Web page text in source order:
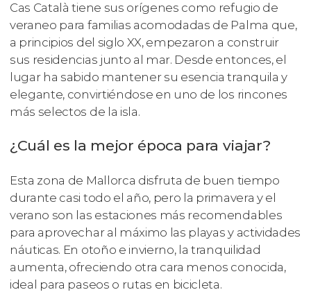
Cas Català tiene sus orígenes como refugio de
veraneo para familias acomodadas de Palma que,
a principios del siglo XX, empezaron a construir
sus residencias junto al mar. Desde entonces, el
lugar ha sabido mantener su esencia tranquila y
elegante, convirtiéndose en uno de los rincones
más selectos de la isla.
¿Cuál es la mejor época para viajar?
Esta zona de Mallorca disfruta de buen tiempo
durante casi todo el año, pero la primavera y el
verano son las estaciones más recomendables
para aprovechar al máximo las playas y actividades
náuticas. En otoño e invierno, la tranquilidad
aumenta, ofreciendo otra cara menos conocida,
ideal para paseos o rutas en bicicleta.